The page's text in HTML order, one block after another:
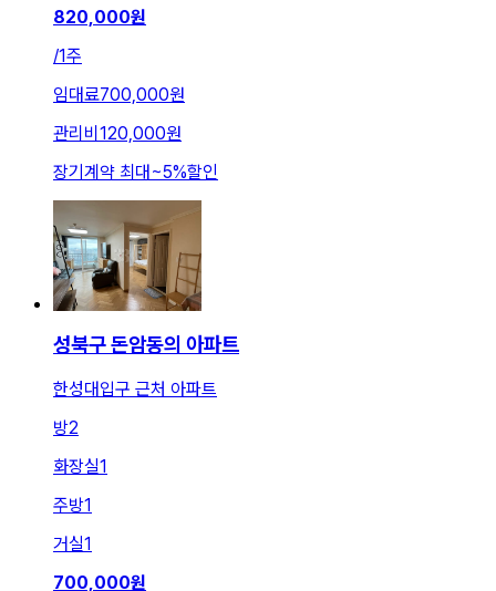
820,000원
/1주
임대료700,000원
관리비 120,000원
장기계약 최대 ~5%할인
성북구 돈암동의 아파트
한성대입구 근처 아파트
방2
화장실1
주방1
거실1
700,000원